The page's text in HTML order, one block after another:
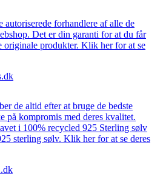
autoriserede forhandlere af alle de
Det er din garanti for at du får
originale produkter. Klik her for at se
de altid efter at bruge de bedste
på kompromis med deres kvalitet.
i 100% recycled 925 Sterling sølv
sterling sølv. Klik her for at se deres